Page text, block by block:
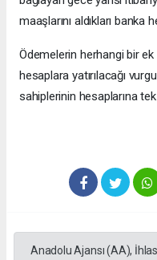
maaşlarını aldıkları banka
Ödemelerin herhangi bir ek
hesaplara yatırılacağı
sahiplerinin hesaplarına
Anadolu Ajansı (AA),